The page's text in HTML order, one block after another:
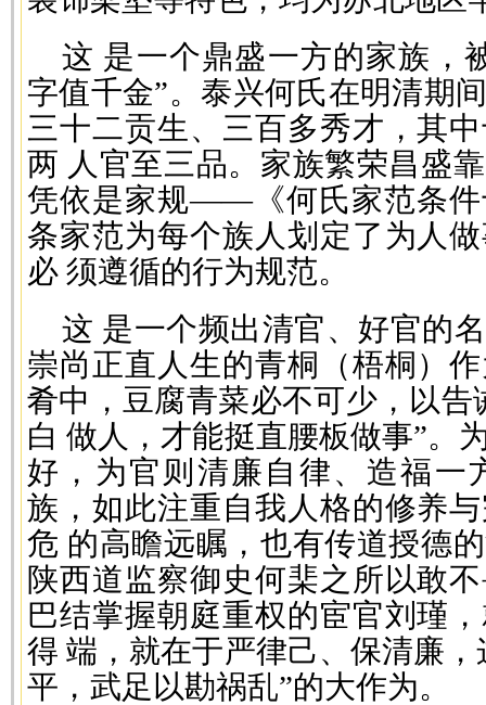
这 是一个鼎盛一方的家族，
字值千金”。泰兴何氏在明清期
三十二贡生、三百多秀才，其
两 人官至三品。家族繁荣昌盛
凭依是家规——《何氏家范条件
条家范为每个族人划定了为人
必 须遵循的行为规范。
这 是一个频出清官、好官的
崇尚正直人生的青桐（梧桐）
肴中，豆腐青菜必不可少，以告
白 做人，才能挺直腰板做事”。
好，为官则清廉自律、造福一
族，如此注重自我人格的修养
危 的高瞻远瞩，也有传道授德
陕西道监察御史何棐之所以敢
巴结掌握朝庭重权的宦官刘瑾
得 端，就在于严律己、保清廉
平，武足以勘祸乱”的大作为。